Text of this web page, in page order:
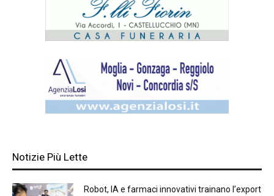
Notizie Più Lette
Robot, IA e farmaci innovativi trainano l’export